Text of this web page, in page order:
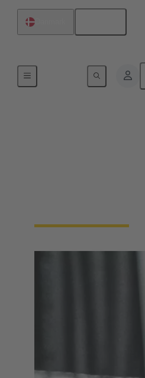
Enhedstilslutning